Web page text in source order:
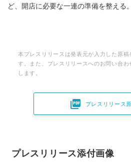
ど、開店に必要な一連の準備を整える。
本プレスリリースは発表元が入力した原稿
す。また、プレスリリースへのお問い合
します。
 プレスリリース
プレスリリース添付画像